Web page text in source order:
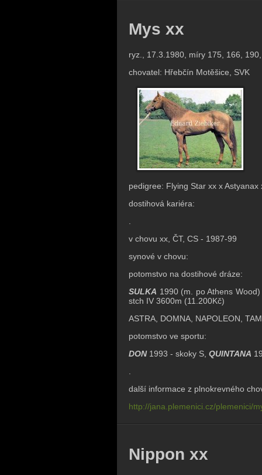
Mys xx
ryz., 17.3.1980, míry 175, 166,
chovatel: Hřebčín Motěšice, SVK
pedigree: Flying Star xx x Astyanax
dostihová kariéra:
v chovu xx, ČT, CS - 1987-99
synové v chovu:
potomstvo na dostihové dráze:
SULKA 1990 (m. po Athens
stch IV 3600m (11.200Kč)
ASTRA, DOMNA, NAPOLEON,
potomstvo ve sportu:
DON1993 - skoky S, QUINTANA
další informace z plnokrevného
http://jana.plemenici.cz/plemenici/
Nippon xx